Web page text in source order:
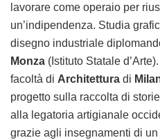
lavorare come operaio per
un’indipendenza. Studia
disegno industriale
Monza (Istituto Statale
facoltà di Architettura di
progetto sulla raccolta di
alla legatoria artigianale
grazie agli insegnamenti di